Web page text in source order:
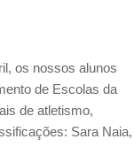
os nossos alunos
de Escolas da
de atletismo,
Sara Naia,